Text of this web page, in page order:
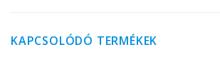
KAPCSOLÓDÓ TERMÉKEK